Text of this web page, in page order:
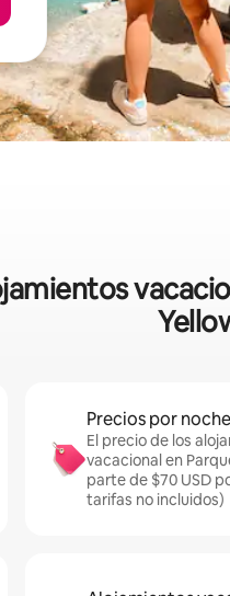
Precios por
El precio de los
vacacional en
parte de $70 USD
tarifas no incluidos)